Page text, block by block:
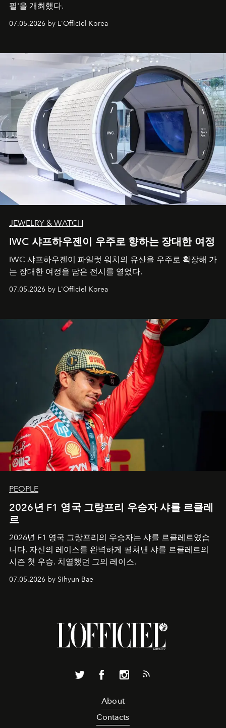
필'을 개최했다.
07.05.2026 by L'Officiel Korea
JEWELRY & WATCH
IWC 샤프하우젠이 우주로 향하는 장대한 여정
IWC 샤프하우젠이 파일럿 워치의 유산을 우주로 확장해 가
는 장대한 여정을 담은 전시를 열었다.
07.05.2026 by L'Officiel Korea
PEOPLE
2026년 F1 영국 그랑프리 우승자 샤를 르클레
르
2026년 F1 영국 그랑프리의 우승자는 샤를 르클레르였습
니다. 자신의 레이스를 완벽하게 펼쳐낸 샤를 르클레르의
시즌 첫 우승. 치열했던 그의 레이스.
07.05.2026 by Sihyun Bae
About
Contacts